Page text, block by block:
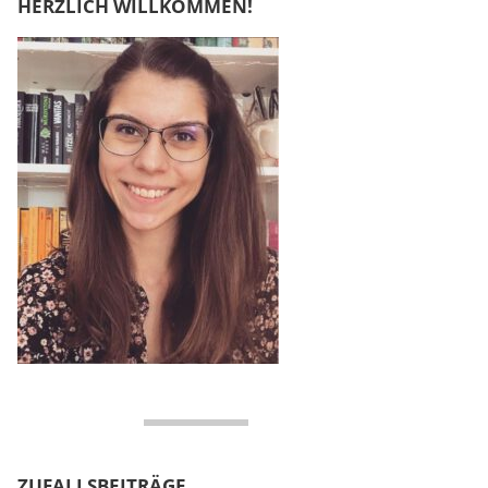
HERZLICH WILLKOMMEN!